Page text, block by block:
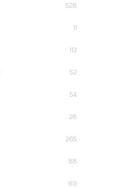
528
11
113
52
54
28
265
88
69